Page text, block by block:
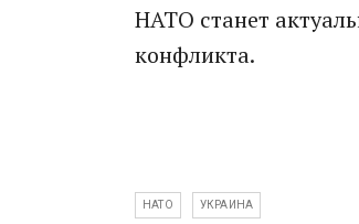
НАТО станет
конфликта.
НАТО УКРАИНА